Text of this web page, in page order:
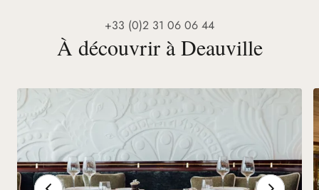
+33 (0)2 31 06 06 44
À découvrir à Deauville